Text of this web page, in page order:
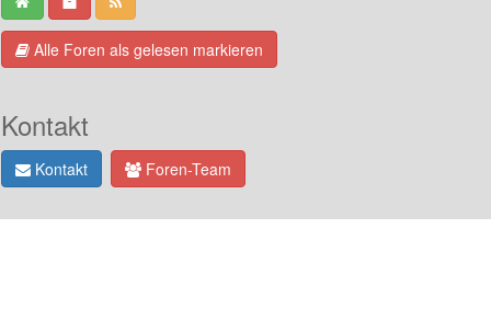
Alle Foren als gelesen markieren
Kontakt
Kontakt Foren-Team